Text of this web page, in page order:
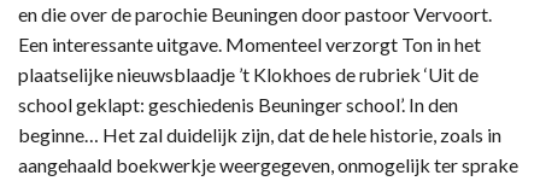
en die over de parochie Beuningen door pastoor Vervoort.
Een interessante uitgave. Momenteel verzorgt Ton in het
plaatselijke nieuwsblaadje ’t Klokhoes de rubriek ‘Uit de
school geklapt: geschiedenis Beuninger school’. In den
beginne… Het zal duidelijk zijn, dat de hele historie, zoals in
aangehaald boekwerkje weergegeven, onmogelijk ter sprake